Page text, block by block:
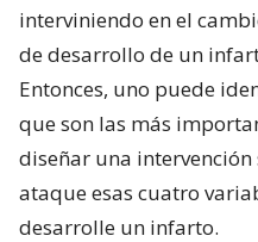
interviniendo en el
de desarrollo de un
Entonces, uno puede
que son las más
diseñar una
ataque esas cuatro
desarrolle un infarto.